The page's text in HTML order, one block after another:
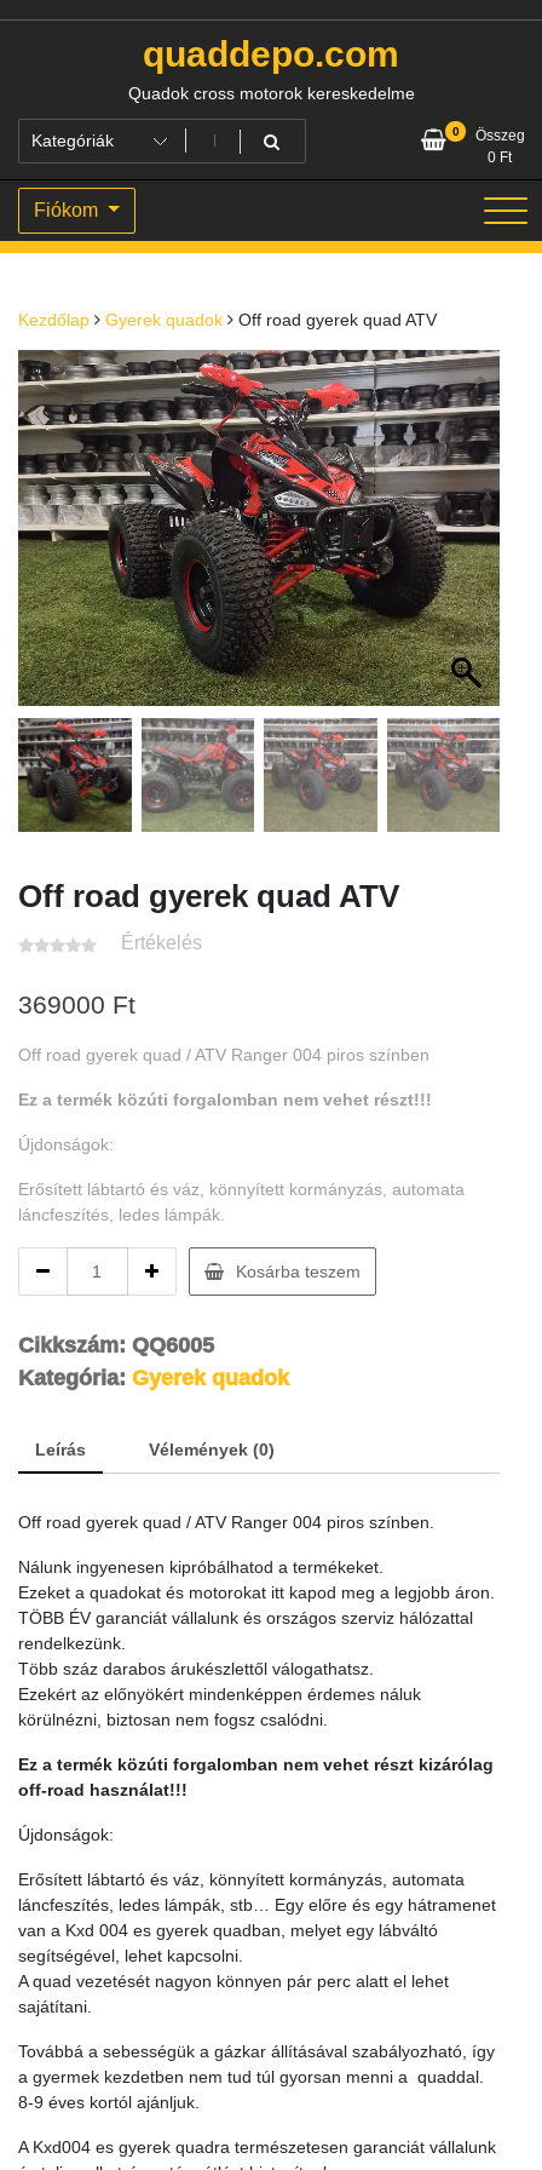
quaddepo.com
Quadok cross motorok kereskedelme
0
Összeg
0 Ft
Fiókom
Kezdőlap Gyerek quadok Off road gyerek quad ATV
Off road gyerek quad ATV
Értékelés
369000 Ft
Off road gyerek quad / ATV Ranger 004 piros színben
Ez a termék közúti forgalomban nem vehet részt!!!
Újdonságok:
Erősített lábtartó és váz, könnyített kormányzás, automata
láncfeszítés, ledes lámpák.
road
quad
quantity
Kosárba teszem
Cikkszám: QQ6005
Kategória: Gyerek quadok
Leírás Vélemények (0)
Off road gyerek quad / ATV Ranger 004 piros színben.
Nálunk ingyenesen kipróbálhatod a termékeket.
Ezeket a quadokat és motorokat itt kapod meg a legjobb áron.
TÖBB ÉV garanciát vállalunk és országos szerviz hálózattal
rendelkezünk.
Több száz darabos árukészlettől válogathatsz.
Ezekért az előnyökért mindenképpen érdemes náluk
körülnézni, biztosan nem fogsz csalódni.
Ez a termék közúti forgalomban nem vehet részt kizárólag
off-road használat!!!
Újdonságok:
Erősített lábtartó és váz, könnyített kormányzás, automata
láncfeszítés, ledes lámpák, stb… Egy előre és egy hátramenet
van a Kxd 004 es gyerek quadban, melyet egy lábváltó
segítségével, lehet kapcsolni.
A quad vezetését nagyon könnyen pár perc alatt el lehet
sajátítani.
Továbbá a sebességük a gázkar állításával szabályozható, így
a gyermek kezdetben nem tud túl gyorsan menni a quaddal.
8-9 éves kortól ajánljuk.
A Kxd004 es gyerek quadra természetesen garanciát vállalunk